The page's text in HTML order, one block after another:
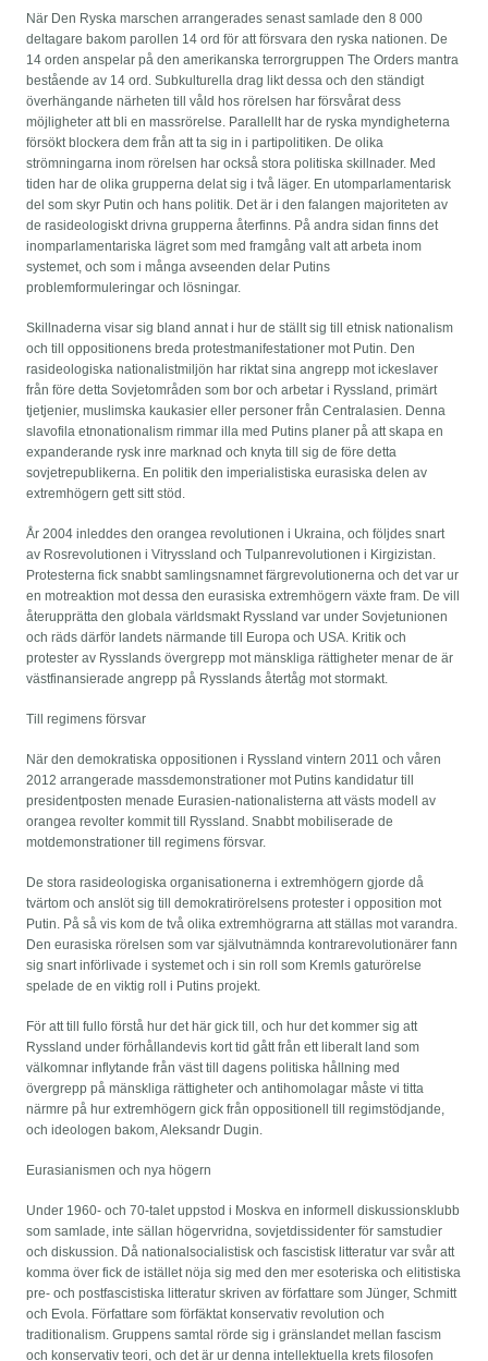
När Den Ryska marschen arrangerades senast samlade den 8 000
deltagare bakom parollen 14 ord för att försvara den ryska nationen. De
14 orden anspelar på den amerikanska terrorgruppen The Orders mantra
bestående av 14 ord. Subkulturella drag likt dessa och den ständigt
överhängande närheten till våld hos rörelsen har försvårat dess
möjligheter att bli en massrörelse. Parallellt har de ryska myndigheterna
försökt blockera dem från att ta sig in i partipolitiken. De olika
strömningarna inom rörelsen har också stora politiska skillnader. Med
tiden har de olika grupperna delat sig i två läger. En utomparlamentarisk
del som skyr Putin och hans politik. Det är i den falangen majoriteten av
de rasideologiskt drivna grupperna återfinns. På andra sidan finns det
inomparlamentariska lägret som med framgång valt att arbeta inom
systemet, och som i många avseenden delar Putins
problemformuleringar och lösningar.
Skillnaderna visar sig bland annat i hur de ställt sig till etnisk nationalism
och till oppositionens breda protestmanifestationer mot Putin. Den
rasideologiska nationalistmiljön har riktat sina angrepp mot ickeslaver
från före detta Sovjetområden som bor och arbetar i Ryssland, primärt
tjetjenier, muslimska kaukasier eller personer från Centralasien. Denna
slavofila etnonationalism rimmar illa med Putins planer på att skapa en
expanderande rysk inre marknad och knyta till sig de före detta
sovjetrepublikerna. En politik den imperialistiska eurasiska delen av
extremhögern gett sitt stöd.
År 2004 inleddes den orangea revolutionen i Ukraina, och följdes snart
av Rosrevolutionen i Vitryssland och Tulpanrevolutionen i Kirgizistan.
Protesterna fick snabbt samlingsnamnet färgrevolutionerna och det var ur
en motreaktion mot dessa den eurasiska extremhögern växte fram. De vill
återupprätta den globala världsmakt Ryssland var under Sovjetunionen
och räds därför landets närmande till Europa och USA. Kritik och
protester av Rysslands övergrepp mot mänskliga rättigheter menar de är
västfinansierade angrepp på Rysslands återtåg mot stormakt.
Till regimens försvar
När den demokratiska oppositionen i Ryssland vintern 2011 och våren
2012 arrangerade massdemonstrationer mot Putins kandidatur till
presidentposten menade Eurasien-nationalisterna att västs modell av
orangea revolter kommit till Ryssland. Snabbt mobiliserade de
motdemonstrationer till regimens försvar.
De stora rasideologiska organisationerna i extremhögern gjorde då
tvärtom och anslöt sig till demokratirörelsens protester i opposition mot
Putin. På så vis kom de två olika extremhögrarna att ställas mot varandra.
Den eurasiska rörelsen som var självutnämnda kontrarevolutionärer fann
sig snart införlivade i systemet och i sin roll som Kremls gaturörelse
spelade de en viktig roll i Putins projekt.
För att till fullo förstå hur det här gick till, och hur det kommer sig att
Ryssland under förhållandevis kort tid gått från ett liberalt land som
välkomnar inflytande från väst till dagens politiska hållning med
övergrepp på mänskliga rättigheter och antihomolagar måste vi titta
närmre på hur extremhögern gick från oppositionell till regimstödjande,
och ideologen bakom, Aleksandr Dugin.
Eurasianismen och nya högern
Under 1960- och 70-talet uppstod i Moskva en informell diskussionsklubb
som samlade, inte sällan högervridna, sovjetdissidenter för samstudier
och diskussion. Då nationalsocialistisk och fascistisk litteratur var svår att
komma över fick de istället nöja sig med den mer esoteriska och elitistiska
pre- och postfascistiska litteratur skriven av författare som Jünger, Schmitt
och Evola. Författare som förfäktat konservativ revolution och
traditionalism. Gruppens samtal rörde sig i gränslandet mellan fascism
och konservativ teori, och det är ur denna intellektuella krets filosofen